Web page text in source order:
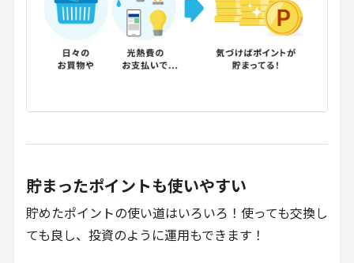
貯まったポイントも使いやすい
貯めたポイントの使い道はいろいろ！使っても交換し
ても良し、投資のように運用もできます！